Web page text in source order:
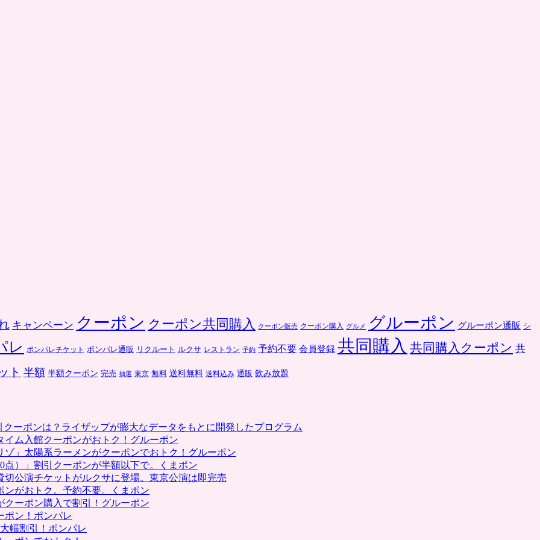
キャンペーン クーポン クーポン共同購入 クーポン販売 クーポン購入 グルメ グルーポン グルーポン通販 シ
レ ポンパレチケット ポンパレ通販 リクルート ルクサ レストラン 予約 予約不要 会員登録 共同購入 共同購入クーポン 共
ト 半額 半額クーポン 完売 抽選 東京 無料 送料無料 送料込み 通販 飲み放題
ーポンは？ライザップが膨大なデータをもとに開発したプログラム
ム入館クーポンがおトク！グルーポン
」太陽系ラーメンがクーポンでおトク！グルーポン
）」割引クーポンが半額以下で。くまポン
公演チケットがルクサに登場。東京公演は即完売
がおトク。予約不要。くまポン
クーポン購入で割引！グルーポン
ポン！ポンパレ
幅割引！ポンパレ